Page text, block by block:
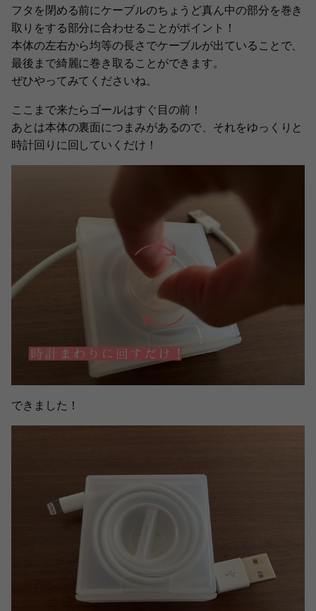
フタを閉める前にケーブルのちょうど真ん中の部分を巻き
取りをする部分に合わせることがポイント！
本体の左右から均等の長さでケーブルが出ていることで、
最後まで綺麗に巻き取ることができます。
ぜひやってみてくださいね。
ここまで来たらゴールはすぐ目の前！
あとは本体の裏面につまみがあるので、それをゆっくりと
時計回りに回していくだけ！
できました！